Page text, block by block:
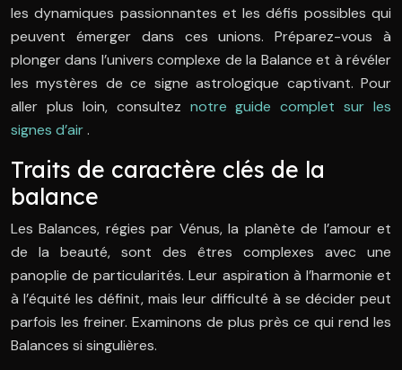
les dynamiques passionnantes et les défis possibles qui
peuvent émerger dans ces unions. Préparez-vous à
plonger dans l’univers complexe de la Balance et à révéler
les mystères de ce signe astrologique captivant. Pour
aller plus loin, consultez notre guide complet sur les
signes d’air.
Traits de caractère clés de la
balance
Les Balances, régies par Vénus, la planète de l’amour et
de la beauté, sont des êtres complexes avec une
panoplie de particularités. Leur aspiration à l’harmonie et
à l’équité les définit, mais leur difficulté à se décider peut
parfois les freiner. Examinons de plus près ce qui rend les
Balances si singulières.